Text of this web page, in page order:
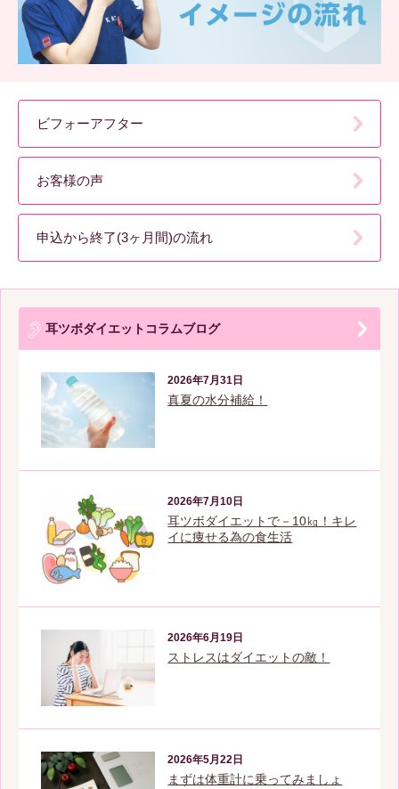
ビフォーアフター
お客様の声
申込から終了(3ヶ月間)の流れ
耳ツボダイエットコラムブログ
2026年7月31日
真夏の水分補給！
2026年7月10日
耳ツボダイエットで－10㎏！キレ
イに痩せる為の食生活
2026年6月19日
ストレスはダイエットの敵！
2026年5月22日
まずは体重計に乗ってみましょ